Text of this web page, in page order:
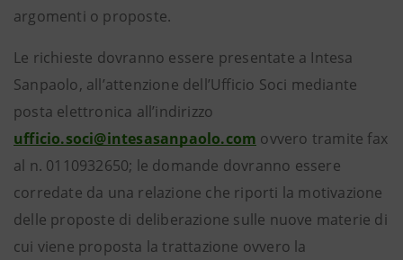
argomenti o proposte.
Le richieste dovranno essere presentate a Intesa
Sanpaolo, all’attenzione dell’Ufficio Soci mediante
posta elettronica all’indirizzo
ufficio.soci@intesasanpaolo.com ovvero tramite fax
al n. 0110932650; le domande dovranno essere
corredate da una relazione che riporti la motivazione
delle proposte di deliberazione sulle nuove materie di
cui viene proposta la trattazione ovvero la